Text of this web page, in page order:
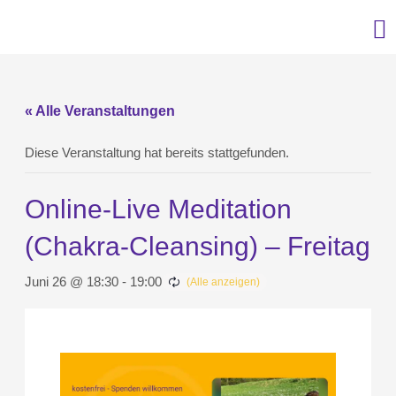
« Alle Veranstaltungen
Diese Veranstaltung hat bereits stattgefunden.
Online-Live Meditation
(Chakra-Cleansing) – Freitag
Juni 26 @ 18:30 - 19:00